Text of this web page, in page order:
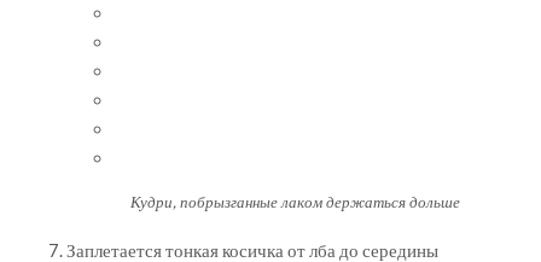
Кудри, побрызганные лаком держаться дольше
Заплетается тонкая косичка от лба до середины